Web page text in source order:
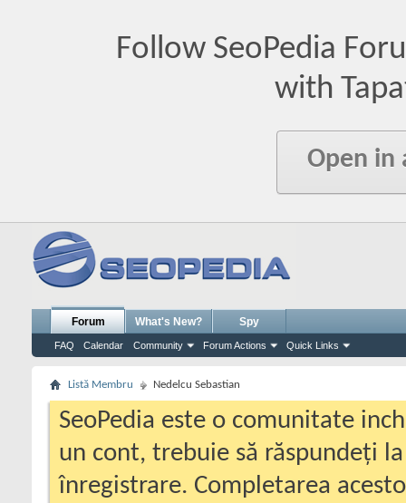
Follow SeoPedia
with
Open in
Forum
FAQ Calendar Community Forum Actions Quick Links
What's New? Spy
Listă Membru Nedelcu Sebastian
SeoPedia este o comunitate
un cont, trebuie să răspundeți
înregistrare. Completarea